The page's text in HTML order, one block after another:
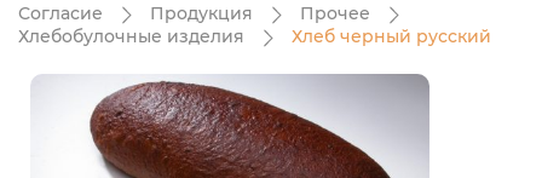
Согласие Продукция
Прочее
Хлебобулочные изделия
Хлеб черный русский